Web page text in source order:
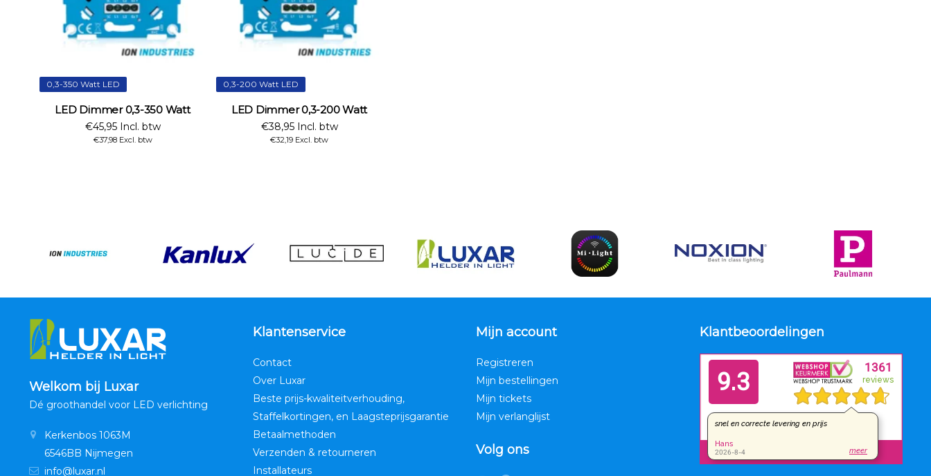
0,3-350 Watt LED
LED Dimmer 0,3-350 Watt
€45,95 Incl. btw
€37,98 Excl. btw
0,3-200 Watt LED
LED Dimmer 0,3-200 Watt
€38,95 Incl. btw
€32,19 Excl. btw
Welkom bij Luxar
Dé groothandel voor LED verlichting
Kerkenbos 1063M
6546BB Nijmegen
info@luxar.nl
Klantenservice
Contact
Over Luxar
Beste prijs-kwaliteitverhouding,
Staffelkortingen, en Laagsteprijsgarantie
Betaalmethoden
Verzenden & retourneren
Installateurs
Mijn account
Registreren
Mijn bestellingen
Mijn tickets
Mijn verlanglijst
Volg ons
Klantbeoordelingen